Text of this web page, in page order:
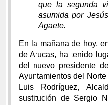
que la segunda
asumida por
Agaete.
En la mañana de hoy,
de Arucas, ha tenido
del nuevo presidente
Ayuntamientos del
Luis Rodríguez,
sustitución de Sergio